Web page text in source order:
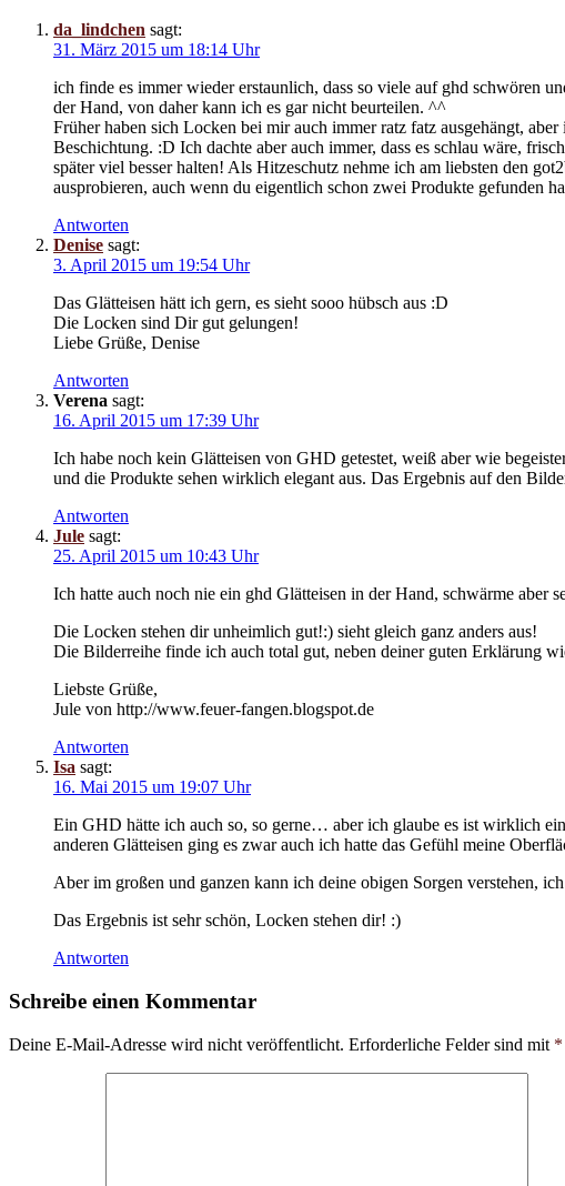
da_lindchen sagt:
31. März 2015 um 18:14 Uhr
ich finde es immer wieder erstaunlich, dass so viele auf ghd schwören
der Hand, von daher kann ich es gar nicht beurteilen. ^^
Früher haben sich Locken bei mir auch immer ratz fatz ausgehängt,
Beschichtung. :D Ich dachte aber auch immer, dass es schlau wäre,
später viel besser halten! Als Hitzeschutz nehme ich am liebsten den
ausprobieren, auch wenn du eigentlich schon zwei Produkte gefunden
Antworten
Denise sagt:
3. April 2015 um 19:54 Uhr
Das Glätteisen hätt ich gern, es sieht sooo hübsch aus :D
Die Locken sind Dir gut gelungen!
Liebe Grüße, Denise
Antworten
Verena sagt:
16. April 2015 um 17:39 Uhr
Ich habe noch kein Glätteisen von GHD getestet, weiß aber wie
und die Produkte sehen wirklich elegant aus. Das Ergebnis auf den
Antworten
Jule sagt:
25. April 2015 um 10:43 Uhr
Ich hatte auch noch nie ein ghd Glätteisen in der Hand, schwärme aber
Die Locken stehen dir unheimlich gut!:) sieht gleich ganz anders aus!
Die Bilderreihe finde ich auch total gut, neben deiner guten Erklärung
Liebste Grüße,
Jule von http://www.feuer-fangen.blogspot.de
Antworten
Isa sagt:
16. Mai 2015 um 19:07 Uhr
Ein GHD hätte ich auch so, so gerne… aber ich glaube es ist wirklich
anderen Glätteisen ging es zwar auch ich hatte das Gefühl meine
Aber im großen und ganzen kann ich deine obigen Sorgen verstehen,
Das Ergebnis ist sehr schön, Locken stehen dir! :)
Antworten
Schreibe einen Kommentar
Deine E-Mail-Adresse wird nicht veröffentlicht. Erforderliche Felder sind mit *